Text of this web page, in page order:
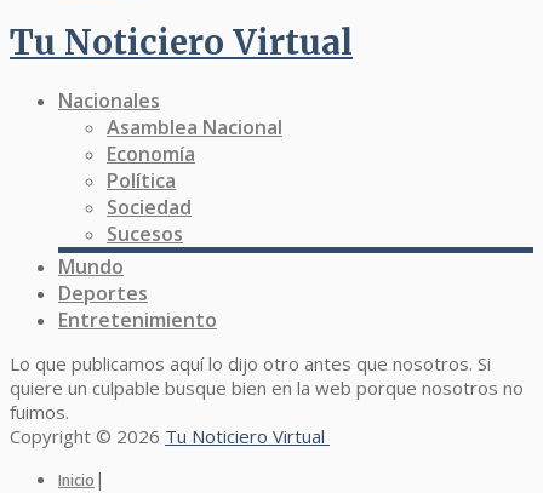
Tu Noticiero Virtual
Nacionales
Asamblea Nacional
Economía
Política
Sociedad
Sucesos
Mundo
Deportes
Entretenimiento
Lo que publicamos aquí lo dijo otro antes que nosotros. Si
quiere un culpable busque bien en la web porque nosotros no
fuimos.
Copyright © 2026 Tu Noticiero Virtual
Inicio |